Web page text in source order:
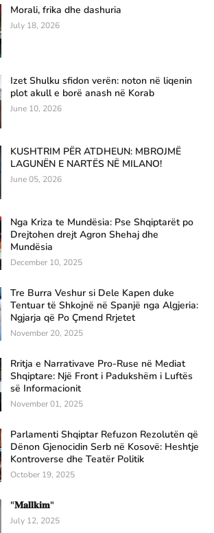
Morali, frika dhe dashuria
July 18, 2026
Izet Shulku sfidon verën: noton në liqenin
plot akull e borë anash në Korab
June 10, 2026
KUSHTRIM PËR ATDHEUN: MBROJMË
LAGUNËN E NARTËS NË MILANO!
June 05, 2026
Nga Kriza te Mundësia: Pse Shqiptarët po
Drejtohen drejt Agron Shehaj dhe
Mundësia
December 10, 2025
Tre Burra Veshur si Dele Kapen duke
Tentuar të Shkojnë në Spanjë nga Algjeria:
Ngjarja që Po Çmend Rrjetet
November 20, 2025
Rritja e Narrativave Pro-Ruse në Mediat
Shqiptare: Një Front i Padukshëm i Luftës
së Informacionit
November 01, 2025
Parlamenti Shqiptar Refuzon Rezolutën që
Dënon Gjenocidin Serb në Kosovë: Heshtje
Kontroverse dhe Teatër Politik
October 19, 2025
"𝐌𝐚𝐥𝐥𝐤𝐢𝐦"
July 12, 2025